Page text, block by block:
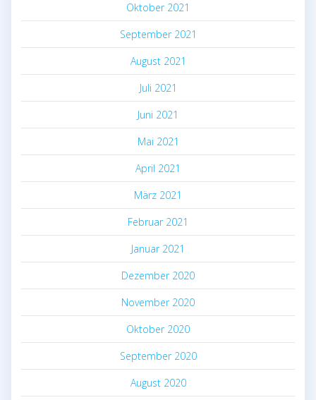
Oktober 2021
September 2021
August 2021
Juli 2021
Juni 2021
Mai 2021
April 2021
März 2021
Februar 2021
Januar 2021
Dezember 2020
November 2020
Oktober 2020
September 2020
August 2020